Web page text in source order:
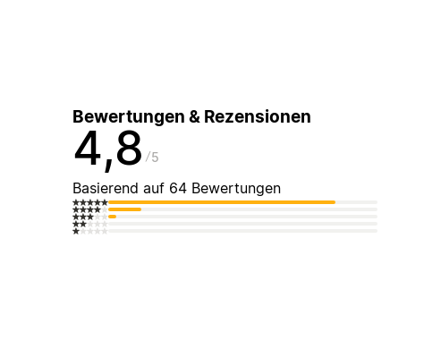
Bewertungen & Rezensionen
4,8 5
Basierend auf 64 Bewertungen